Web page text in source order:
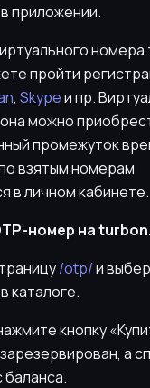
приложении.
номера
пройти
, Skypeи пр.
можно
промежуток
взятым номерам
в личном кабинете.
номер на
/otp/и
каталоге.
кнопку
а
баланса.